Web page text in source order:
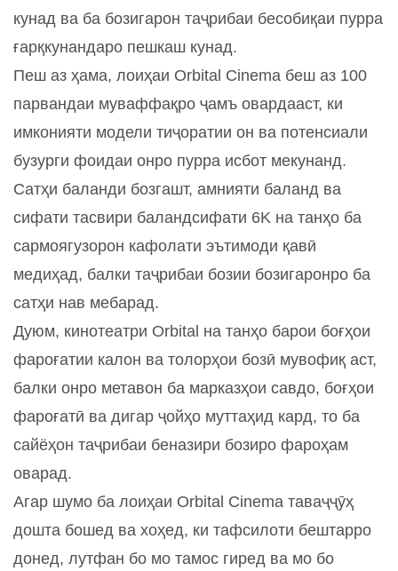
кунад ва ба бозигарон таҷрибаи бесобиқаи пурра
ғарқкунандаро пешкаш кунад.
Пеш аз ҳама, лоиҳаи Orbital Cinema беш аз 100
парвандаи муваффақро ҷамъ овардааст, ки
имконияти модели тиҷоратии он ва потенсиали
бузурги фоидаи онро пурра исбот мекунанд.
Сатҳи баланди бозгашт, амнияти баланд ва
сифати тасвири баландсифати 6K на танҳо ба
сармоягузорон кафолати эътимоди қавӣ
медиҳад, балки таҷрибаи бозии бозигаронро ба
сатҳи нав мебарад.
Дуюм, кинотеатри Orbital на танҳо барои боғҳои
фароғатии калон ва толорҳои бозӣ мувофиқ аст,
балки онро метавон ба марказҳои савдо, боғҳои
фароғатӣ ва дигар ҷойҳо муттаҳид кард, то ба
сайёҳон таҷрибаи беназири бозиро фароҳам
оварад.
Агар шумо ба лоиҳаи Orbital Cinema таваҷҷӯҳ
дошта бошед ва хоҳед, ки тафсилоти бештарро
донед, лутфан бо мо тамос гиред ва мо бо